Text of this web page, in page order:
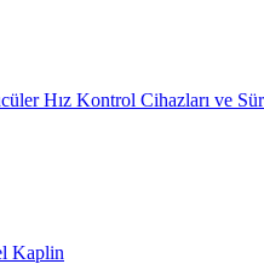
Hız Kontrol Cihazları ve
Kaplin